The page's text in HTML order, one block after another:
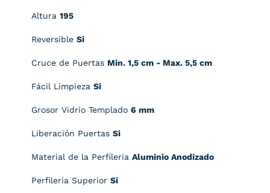
Altura 195
Reversible Si
Cruce de Puertas Min. 1,5 cm - Max. 5,5 cm
Fácil Limpieza Si
Grosor Vidrio Templado 6 mm
Liberación Puertas Si
Material de la Perfilería Aluminio Anodizado
Perfilería Superior Si